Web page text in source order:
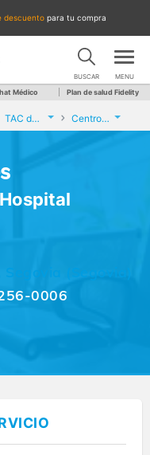
descuento para tu compra
BUSCAR MENU
Médico Plan de salud Fidelity
TAC de Extremidades Centro de Diagnóstico Hospital Recoletas Segovia
(Segovia)
0006